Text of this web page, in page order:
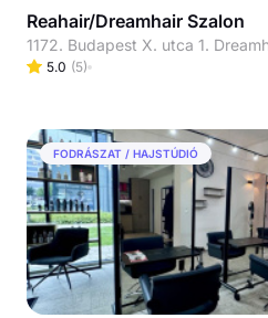
Reahair/Dreamhair Szalon
5.0 (5)
FODRÁSZAT / HAJSTÚDIÓ